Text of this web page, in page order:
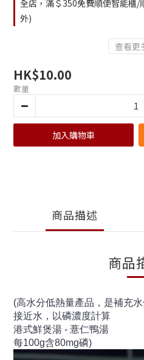
全店，滿＄350免費順便智能櫃/
外)
查看更
HK$10.00
數量
加入購物車
商品描述
商品
(高水分低熱量產品，是補充
接近水，以磷濃度計算
港式鮮煲湯 - 薏仁鴨湯
每100g含80mg磷)